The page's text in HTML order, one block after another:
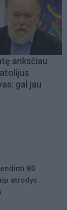
anksčiau
gal jau
80
atrodys